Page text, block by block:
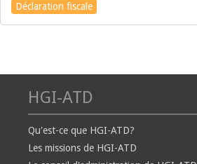
Déclaration fiscale
HGI-ATD
Qu'est-ce que HGI-ATD?
Les missions de HGI-ATD